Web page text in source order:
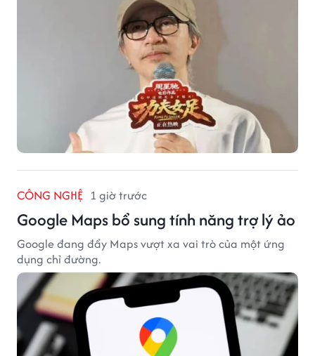
CÔNG NGHỆ 1 giờ trước
Google Maps bổ sung tính năng trợ lý ảo
Google đang đẩy Maps vượt xa vai trò của một ứng
dụng chỉ đường.